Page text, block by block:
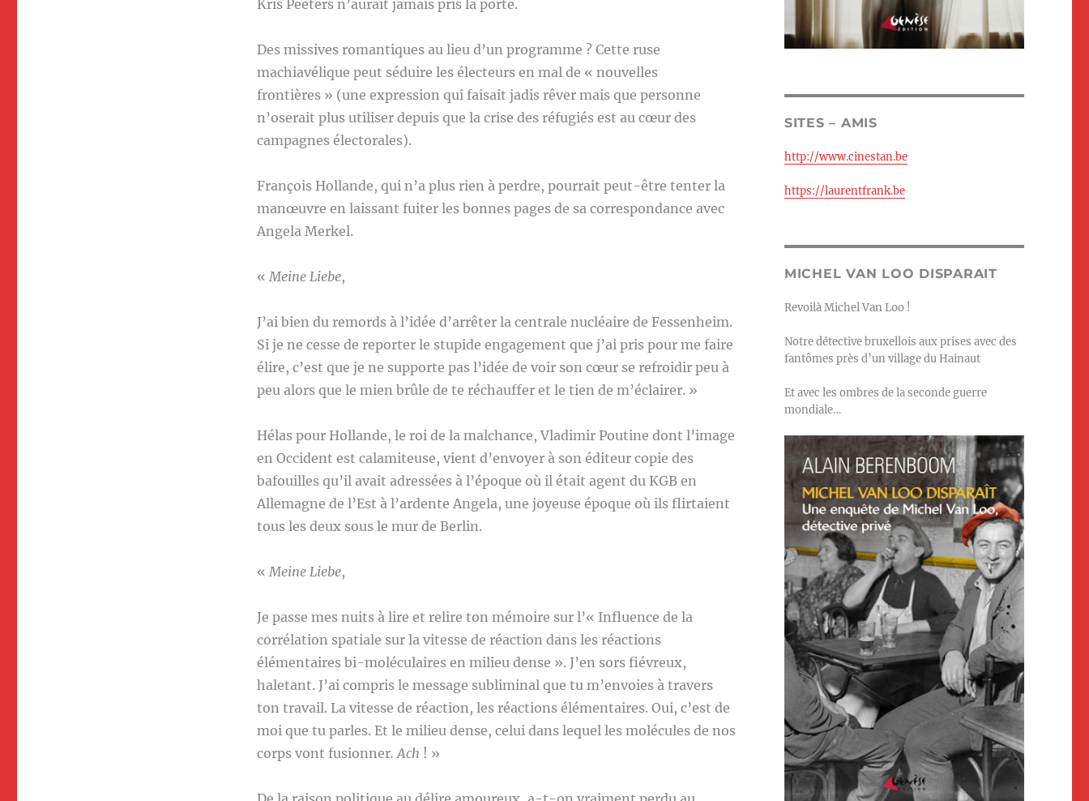
Kris Peeters n’aurait jamais pris la porte.
Des missives romantiques au lieu d’un programme ? Cette ruse
machiavélique peut séduire les électeurs en mal de « nouvelles
frontières » (une expression qui faisait jadis rêver mais que personne
n’oserait plus utiliser depuis que la crise des réfugiés est au cœur des
campagnes électorales).
François Hollande, qui n’a plus rien à perdre, pourrait peut-être tenter la
manœuvre en laissant fuiter les bonnes pages de sa correspondance avec
Angela Merkel.
«Meine Liebe,
J’ai bien du remords à l’idée d’arrêter la centrale nucléaire de Fessenheim.
Si je ne cesse de reporter le stupide engagement que j’ai pris pour me faire
élire, c’est que je ne supporte pas l’idée de voir son cœur se refroidir peu à
peu alors que le mien brûle de te réchauffer et le tien de m’éclairer. »
Hélas pour Hollande, le roi de la malchance, Vladimir Poutine dont l’image
en Occident est calamiteuse, vient d’envoyer à son éditeur copie des
bafouilles qu’il avait adressées à l’époque où il était agent du KGB en
Allemagne de l’Est à l’ardente Angela, une joyeuse époque où ils flirtaient
tous les deux sous le mur de Berlin.
«Meine Liebe,
Je passe mes nuits à lire et relire ton mémoire sur l’« Influence de la
corrélation spatiale sur la vitesse de réaction dans les réactions
élémentaires bi-moléculaires en milieu dense ». J’en sors fiévreux,
haletant. J’ai compris le message subliminal que tu m’envoies à travers
ton travail. La vitesse de réaction, les réactions élémentaires. Oui, c’est de
moi que tu parles. Et le milieu dense, celui dans lequel les molécules de nos
corps vont fusionner. Ach ! »
SITES – AMIS
http://www.cinestan.be
https://laurentfrank.be
MICHEL VAN LOO DISPARAIT
Revoilà Michel Van Loo !
Notre détective bruxellois aux prises avec des
fantômes près d’un village du Hainaut
Et avec les ombres de la seconde guerre
mondiale…